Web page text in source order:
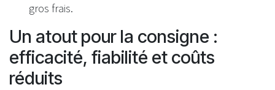
gros frais.
Un atout pour la consigne :
efficacité, fiabilité et coûts
réduits